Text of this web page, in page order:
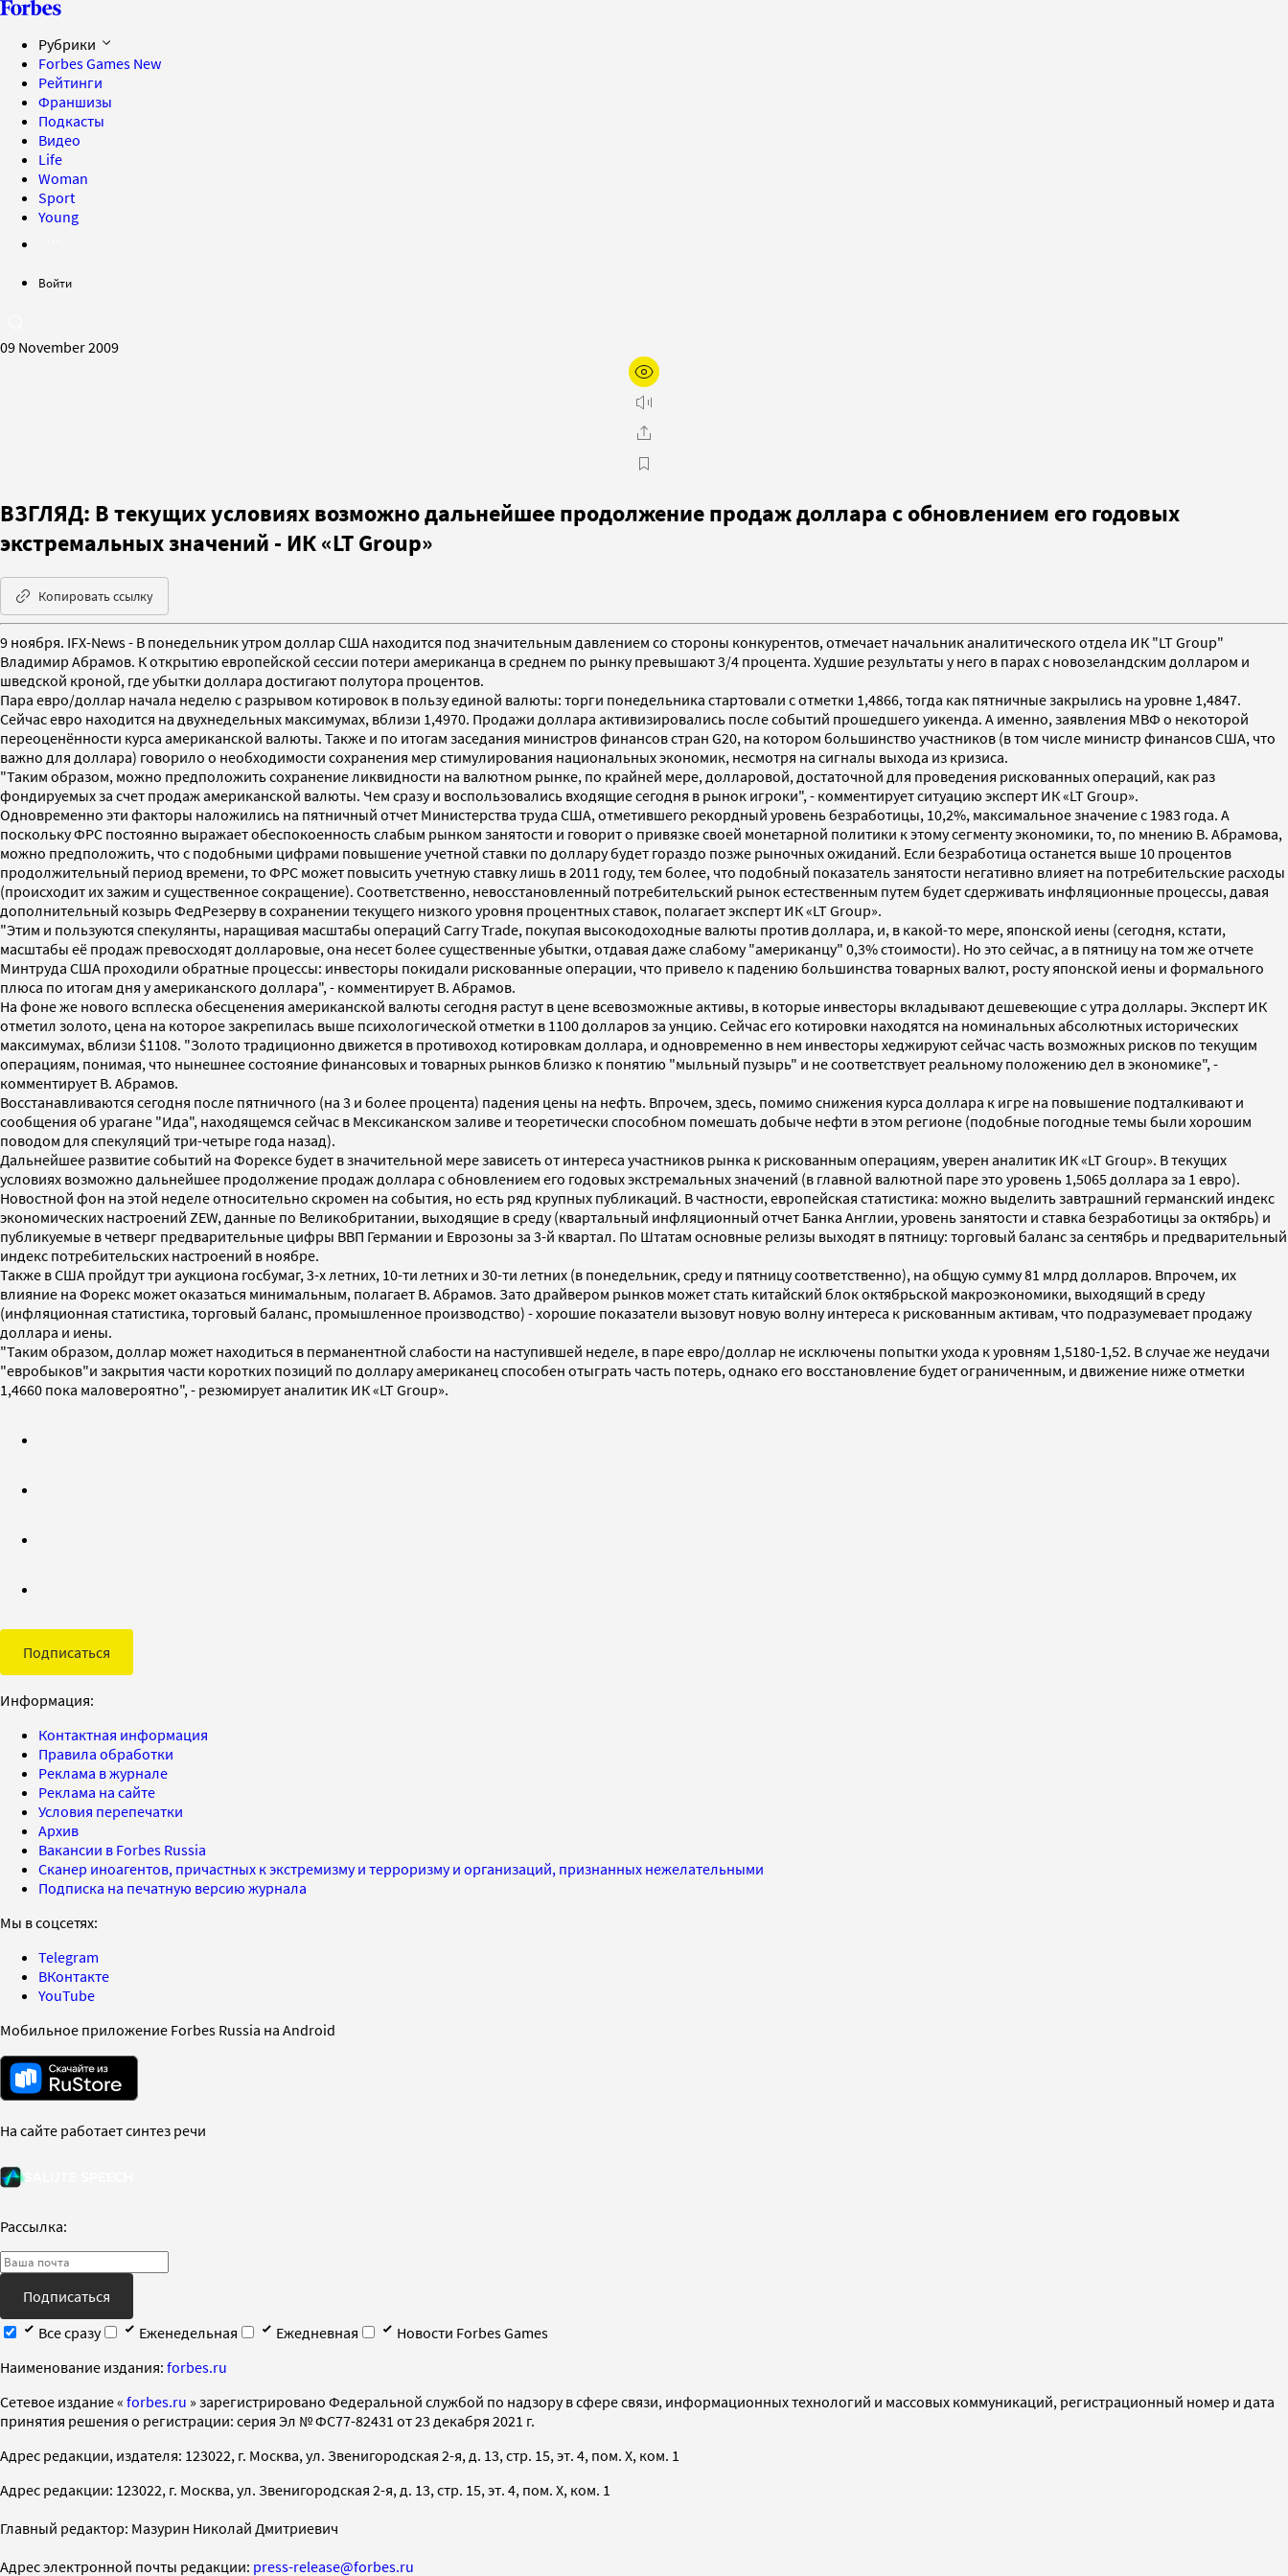
Рубрики
Forbes Games New
Рейтинги
Франшизы
Подкасты
Видео
Life
Woman
Sport
Young
Войти
09 November 2009
ВЗГЛЯД: В текущих условиях возможно дальнейшее продолжение продаж доллара с обновлением его годовых
экстремальных значений - ИК «LT Group»
Копировать ссылку
9 ноября. IFX-News - В понедельник утром доллар США находится под значительным давлением со стороны конкурентов, отмечает начальник аналитического отдела ИК "LT Group"
Владимир Абрамов. К открытию европейской сессии потери американца в среднем по рынку превышают 3/4 процента. Худшие результаты у него в парах с новозеландским долларом и
шведской кроной, где убытки доллара достигают полутора процентов.
Пара евро/доллар начала неделю с разрывом котировок в пользу единой валюты: торги понедельника стартовали с отметки 1,4866, тогда как пятничные закрылись на уровне 1,4847.
Сейчас евро находится на двухнедельных максимумах, вблизи 1,4970. Продажи доллара активизировались после событий прошедшего уикенда. А именно, заявления МВФ о некоторой
переоценённости курса американской валюты. Также и по итогам заседания министров финансов стран G20, на котором большинство участников (в том числе министр финансов США, что
важно для доллара) говорило о необходимости сохранения мер стимулирования национальных экономик, несмотря на сигналы выхода из кризиса.
"Таким образом, можно предположить сохранение ликвидности на валютном рынке, по крайней мере, долларовой, достаточной для проведения рискованных операций, как раз
фондируемых за счет продаж американской валюты. Чем сразу и воспользовались входящие сегодня в рынок игроки", - комментирует ситуацию эксперт ИК «LT Group».
Одновременно эти факторы наложились на пятничный отчет Министерства труда США, отметившего рекордный уровень безработицы, 10,2%, максимальное значение с 1983 года. А
поскольку ФРС постоянно выражает обеспокоенность слабым рынком занятости и говорит о привязке своей монетарной политики к этому сегменту экономики, то, по мнению В. Абрамова,
можно предположить, что с подобными цифрами повышение учетной ставки по доллару будет гораздо позже рыночных ожиданий. Если безработица останется выше 10 процентов
продолжительный период времени, то ФРС может повысить учетную ставку лишь в 2011 году, тем более, что подобный показатель занятости негативно влияет на потребительские расходы
(происходит их зажим и существенное сокращение). Соответственно, невосстановленный потребительский рынок естественным путем будет сдерживать инфляционные процессы, давая
дополнительный козырь ФедРезерву в сохранении текущего низкого уровня процентных ставок, полагает эксперт ИК «LT Group».
"Этим и пользуются спекулянты, наращивая масштабы операций Carry Trade, покупая высокодоходные валюты против доллара, и, в какой-то мере, японской иены (сегодня, кстати,
масштабы её продаж превосходят долларовые, она несет более существенные убытки, отдавая даже слабому "американцу" 0,3% стоимости). Но это сейчас, а в пятницу на том же отчете
Минтруда США проходили обратные процессы: инвесторы покидали рискованные операции, что привело к падению большинства товарных валют, росту японской иены и формального
плюса по итогам дня у американского доллара", - комментирует В. Абрамов.
На фоне же нового всплеска обесценения американской валюты сегодня растут в цене всевозможные активы, в которые инвесторы вкладывают дешевеющие с утра доллары. Эксперт ИК
отметил золото, цена на которое закрепилась выше психологической отметки в 1100 долларов за унцию. Сейчас его котировки находятся на номинальных абсолютных исторических
максимумах, вблизи $1108. "Золото традиционно движется в противоход котировкам доллара, и одновременно в нем инвесторы хеджируют сейчас часть возможных рисков по текущим
операциям, понимая, что нынешнее состояние финансовых и товарных рынков близко к понятию "мыльный пузырь" и не соответствует реальному положению дел в экономике", -
комментирует В. Абрамов.
Восстанавливаются сегодня после пятничного (на 3 и более процента) падения цены на нефть. Впрочем, здесь, помимо снижения курса доллара к игре на повышение подталкивают и
сообщения об урагане "Ида", находящемся сейчас в Мексиканском заливе и теоретически способном помешать добыче нефти в этом регионе (подобные погодные темы были хорошим
поводом для спекуляций три-четыре года назад).
Дальнейшее развитие событий на Форексе будет в значительной мере зависеть от интереса участников рынка к рискованным операциям, уверен аналитик ИК «LT Group». В текущих
условиях возможно дальнейшее продолжение продаж доллара с обновлением его годовых экстремальных значений (в главной валютной паре это уровень 1,5065 доллара за 1 евро).
Новостной фон на этой неделе относительно скромен на события, но есть ряд крупных публикаций. В частности, европейская статистика: можно выделить завтрашний германский индекс
экономических настроений ZEW, данные по Великобритании, выходящие в среду (квартальный инфляционный отчет Банка Англии, уровень занятости и ставка безработицы за октябрь) и
публикуемые в четверг предварительные цифры ВВП Германии и Еврозоны за 3-й квартал. По Штатам основные релизы выходят в пятницу: торговый баланс за сентябрь и предварительный
индекс потребительских настроений в ноябре.
Также в США пройдут три аукциона госбумаг, 3-х летних, 10-ти летних и 30-ти летних (в понедельник, среду и пятницу соответственно), на общую сумму 81 млрд долларов. Впрочем, их
влияние на Форекс может оказаться минимальным, полагает В. Абрамов. Зато драйвером рынков может стать китайский блок октябрьской макроэкономики, выходящий в среду
(инфляционная статистика, торговый баланс, промышленное производство) - хорошие показатели вызовут новую волну интереса к рискованным активам, что подразумевает продажу
доллара и иены.
"Таким образом, доллар может находиться в перманентной слабости на наступившей неделе, в паре евро/доллар не исключены попытки ухода к уровням 1,5180-1,52. В случае же неудачи
"евробыков"и закрытия части коротких позиций по доллару американец способен отыграть часть потерь, однако его восстановление будет ограниченным, и движение ниже отметки
1,4660 пока маловероятно", - резюмирует аналитик ИК «LT Group».
Подписаться
Информация:
Контактная информация
Правила обработки
Реклама в журнале
Реклама на сайте
Условия перепечатки
Архив
Вакансии в Forbes Russia
Сканер иноагентов, причастных к экстремизму и терроризму и организаций, признанных нежелательными
Подписка на печатную версию журнала
Мы в соцсетях:
Telegram
ВКонтакте
YouTube
Мобильное приложение Forbes Russia на Android
На сайте работает синтез речи
Рассылка:
Подписаться
Все сразу
Еженедельная Ежедневная
Новости Forbes Games
Наименование издания: forbes.ru
Cетевое издание « forbes.ru » зарегистрировано Федеральной службой по надзору в сфере связи, информационных технологий и массовых коммуникаций, регистрационный номер и дата
принятия решения о регистрации: серия Эл № ФС77-82431 от 23 декабря 2021 г.
Адрес редакции, издателя: 123022, г. Москва, ул. Звенигородская 2-я, д. 13, стр. 15, эт. 4, пом. X, ком. 1
Адрес редакции: 123022, г. Москва, ул. Звенигородская 2-я, д. 13, стр. 15, эт. 4, пом. X, ком. 1
Главный редактор: Мазурин Николай Дмитриевич
Адрес электронной почты редакции: press-release@forbes.ru